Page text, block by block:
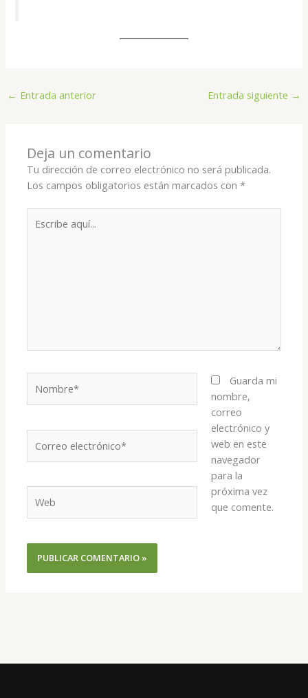
← Entrada anterior Entrada siguiente →
Deja un comentario
Tu dirección de correo electrónico no será publicada.
Los campos obligatorios están marcados con*
aquí...
electrónico*
Guarda mi
nombre,
correo
electrónico y
web en este
navegador
para la
próxima vez
que comente.